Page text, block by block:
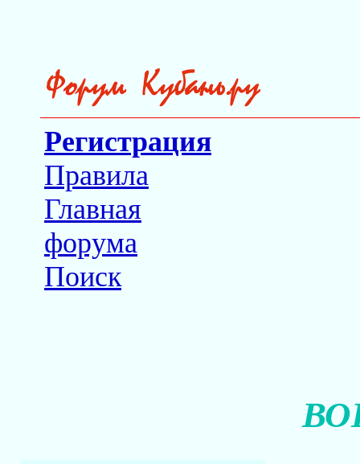
Регистрация
Правила
Главная
форума
Поиск